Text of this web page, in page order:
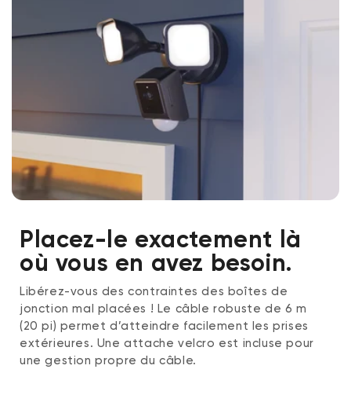
Placez-le exactement là
où vous en avez besoin.
Libérez-vous des contraintes des boîtes de
jonction mal placées ! Le câble robuste de 6 m
(20 pi) permet d’atteindre facilement les prises
extérieures. Une attache velcro est incluse pour
une gestion propre du câble.